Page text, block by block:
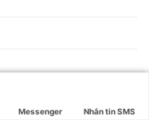
Messenger Nhắn tin SMS